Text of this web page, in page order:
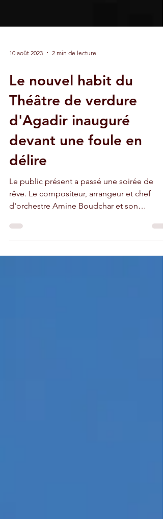
2 min de lecture
Le nouvel habit du
Théâtre de verdure
d'Agadir inauguré
devant une foule en
délire
Le public présent a passé une soirée de
d'orchestre Amine Boudchar et son
orchestre l'ont enchanté.